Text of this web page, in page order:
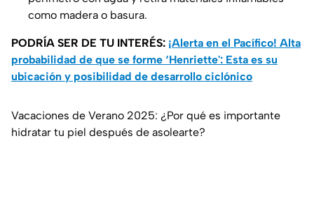
como madera o basura.
PODRÍA SER DE TU INTERÉS: ¡Alerta en el Pacífico! Alta
probabilidad de que se forme ‘Henriette': Esta es su
ubicación y posibilidad de desarrollo ciclónico
Vacaciones de Verano 2025: ¿Por qué es importante
hidratar tu piel después de asolearte?